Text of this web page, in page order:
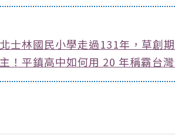
士林國民小學走過131年，草創
！平鎮高中如何用 20 年稱霸台